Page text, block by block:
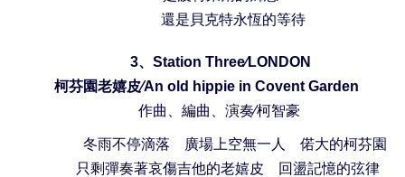
還是貝克特永恆的等待
3、 Station Three∕LONDON
柯芬園老嬉皮∕An old hippie in Covent Garden
作曲、編曲、演奏∕柯智豪
冬雨不停滴落 廣場上空無一人 偌大的柯芬園
只剩彈奏著哀傷吉他的老嬉皮 回盪記憶的弦律